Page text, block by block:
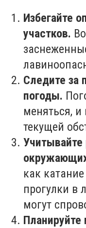
Избегайте
участков.
Следите за
погоды.
меняться,
текущей
как
прогулки в
могут